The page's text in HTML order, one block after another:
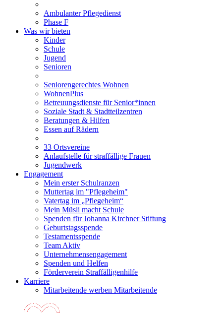
Ambulanter Pflegedienst
Phase F
Was wir bieten
Kinder
Schule
Jugend
Senioren
Seniorengerechtes Wohnen
WohnenPlus
Betreuungsdienste für Senior*innen
Soziale Stadt & Stadtteilzentren
Beratungen & Hilfen
Essen auf Rädern
33 Ortsvereine
Anlaufstelle für straffällige Frauen
Jugendwerk
Engagement
Mein erster Schulranzen
Muttertag im "Pflegeheim"
Vatertag im „Pflegeheim“
Mein Müsli macht Schule
Spenden für Johanna Kirchner Stiftung
Geburtstagsspende
Testamentsspende
Team Aktiv
Unternehmensengagement
Spenden und Helfen
Förderverein Straffälligenhilfe
Karriere
Mitarbeitende werben Mitarbeitende